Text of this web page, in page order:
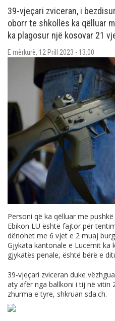
39-vjeçari zviceran, i
oborr te shkollës ka qëlluar
ka plagosur një kosovar 21
E mërkurë, 12 Prill 2023 - 13:00
Personi që ka qëlluar me
Ebikon LU është fajtor për
dënohet me 6 vjet e 2 muaj
Gjykata kantonale e Lucernit ka
gjykatës penale, është bërë e
39-vjeçari zviceran duke
aty afër nga ballkoni i tij në vitin
zhurma e tyre, shkruan sda.ch.